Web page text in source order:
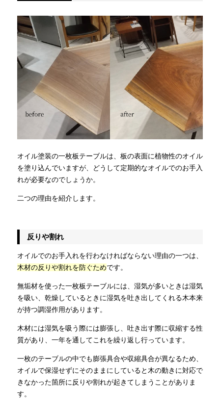
オイル塗装の一枚板テーブルは、板の表面に植物性のオイル
を塗り込んでいますが、どうして定期的なオイルでのお手入
れが必要なのでしょうか。
二つの理由を紹介します。
反りや割れ
オイルでのお手入れを行わなければならない理由の一つは、
木材の反りや割れを防ぐためです。
無垢材を使った一枚板テーブルには、湿気が多いときは湿気
を吸い、乾燥しているときに湿気を吐き出してくれる木本来
が持つ調湿作用があります。
木材には湿気を吸う際には膨張し、吐き出す際に収縮する性
質があり、一年を通してこれを繰り返し行っています。
一枚のテーブルの中でも膨張具合や収縮具合が異なるため、
オイルで保湿せずにそのままにしていると木の動きに対応で
きなかった箇所に反りや割れが起きてしまうことがありま
す。